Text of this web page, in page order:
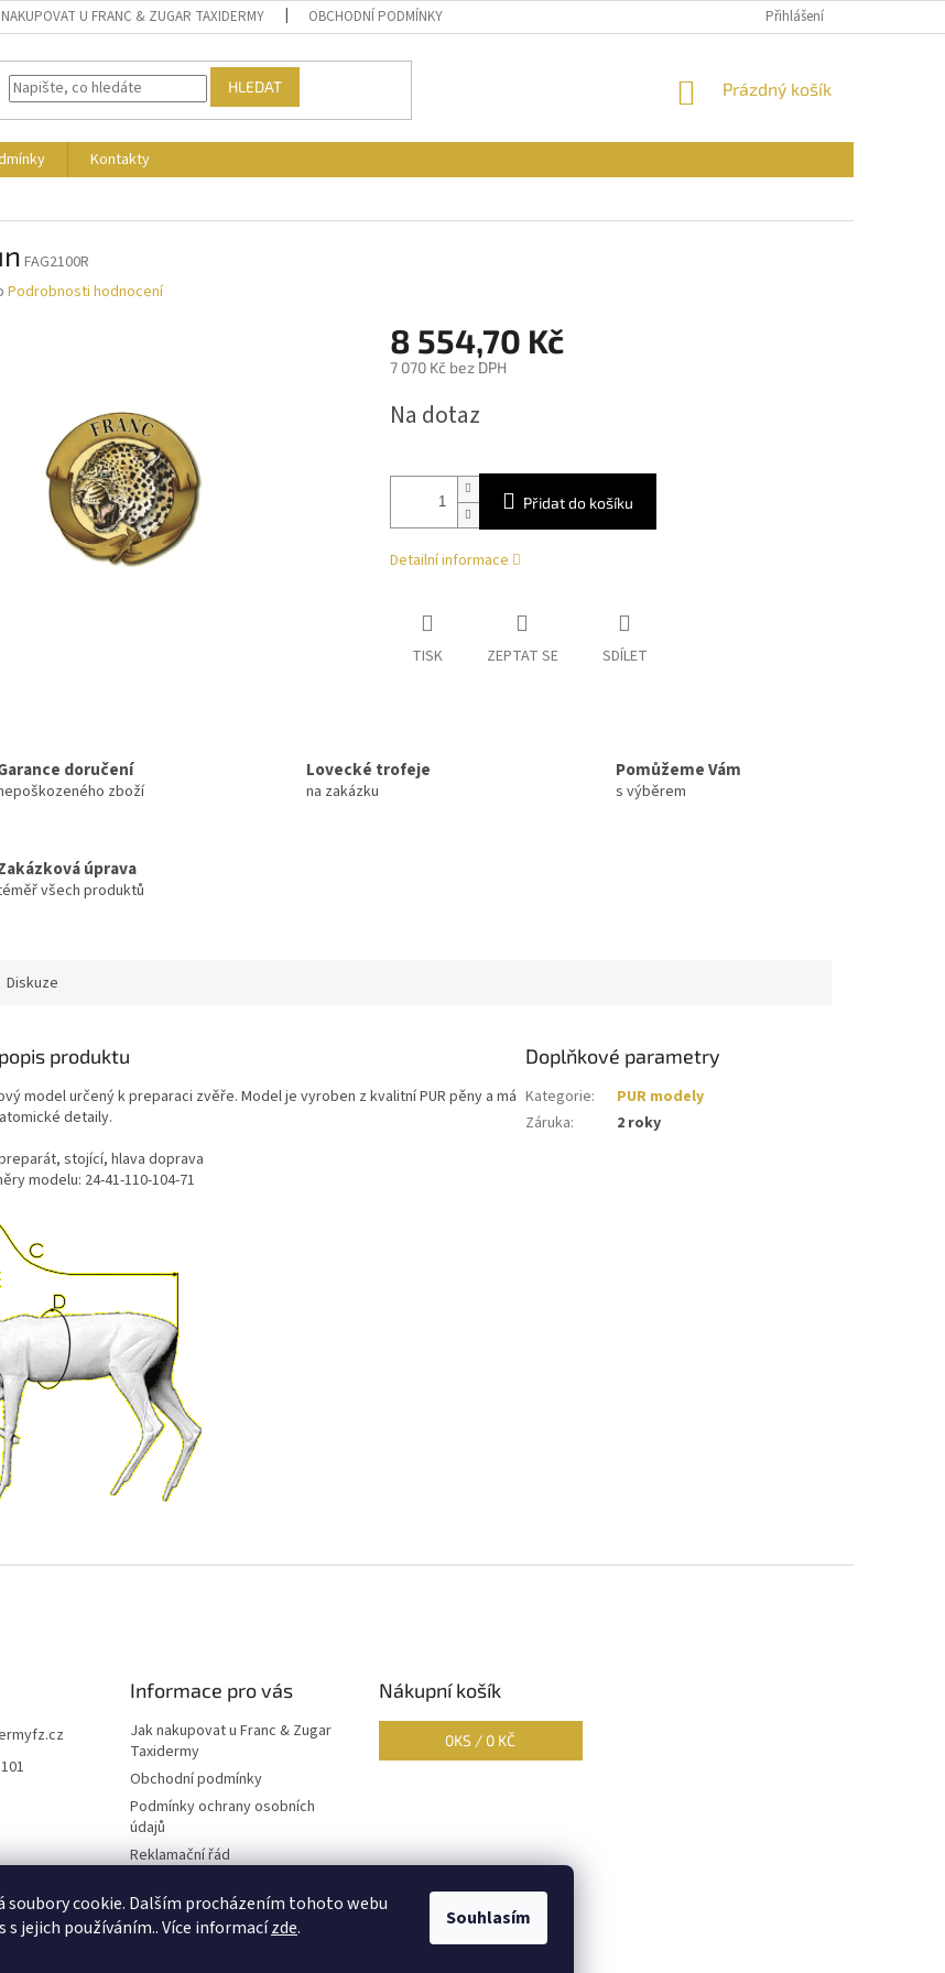
soubory cookie. Dalším procházením tohoto webu
s jejich používáním.. Více informacízde. Souhlasím
U FRANC & ZUGAR TAXIDERMY OBCHODNÍ PODMÍNKY REKLAMAČNÍ ŘÁD
Přihlášení
HLEDAT
NÁKUPNÍ
Prázdný košík
Kontakty
FAG2100R
Podrobnosti hodnocení
8 554,70 Kč
7 070 Kč bez DPH
cena:
Na dotaz
Přidat do košíku
Detailní informace
TISK ZEPTAT SE SDÍLET
doručení
zboží
Lovecké trofeje
na zakázku
Pomůžeme Vám
s výběrem
úprava
všech produktů
Diskuze
produktu
model určený k preparaci zvěře. Model je vyroben z kvalitní PUR pěny a má
detaily.
stojící, hlava doprava
modelu: 24-41-110-104-71
Doplňkové parametry
Kategorie:
PUR modely
Záruka: 2 roky
Informace pro vás
Jak nakupovat u Franc & Zugar
Taxidermy
Obchodní podmínky
Podmínky ochrany osobních
údajů
Reklamační řád
smlouvy
Nákupní košík
0KS / 0 KČ